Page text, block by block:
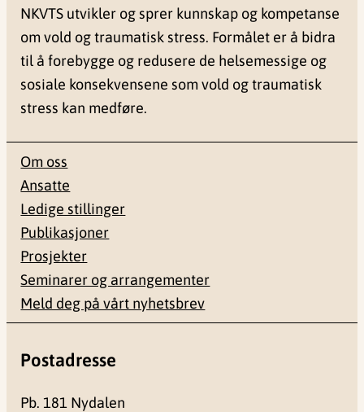
NKVTS utvikler og sprer kunnskap og kompetanse
om vold og traumatisk stress. Formålet er å bidra
til å forebygge og redusere de helsemessige og
sosiale konsekvensene som vold og traumatisk
stress kan medføre.
Om oss
Ansatte
Ledige stillinger
Publikasjoner
Prosjekter
Seminarer og arrangementer
Meld deg på vårt nyhetsbrev
Postadresse
Pb. 181 Nydalen